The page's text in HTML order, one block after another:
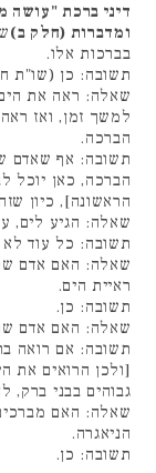
דיני ברכת "עושה
ומדברות (חלק ב)
בברכות אלו.
תשובה: כן (שו"ת
שאלה: ראה את הים
למשך זמן, ואז
הברכה.
תשובה: אף שאדם
הברכה, כאן יוכל
הראשונה], כיון
שאלה: הגיע לים,
תשובה: כל עוד לא
שאלה: האם אדם
ראיית הים.
תשובה: כן.
שאלה: האם אדם
תשובה: אם רואה
[ולכן הרואים את
גבוהים בבני ברק,
שאלה: האם
הניאגרה.
תשובה: כן.